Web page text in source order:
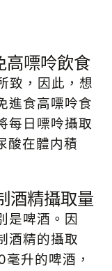
高嘌呤飲食
致，因此，想
進食高嘌呤食
每日嘌呤攝取
酸在體内積
酒精攝取量
是啤酒。因
酒精的攝取
升的啤酒，